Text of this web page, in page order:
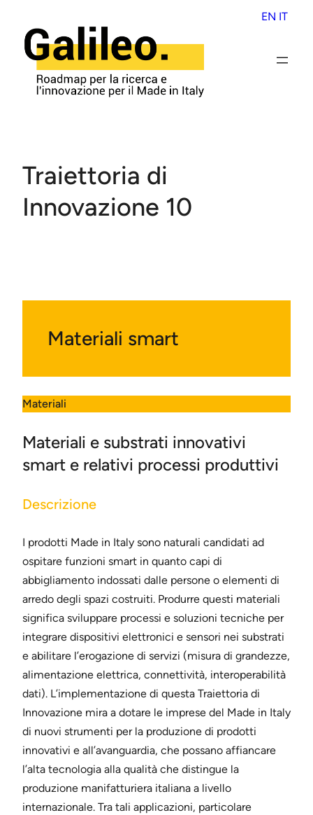
content
Traiettoria di
Innovazione 10
Materiali smart
Materiali
Materiali e substrati innovativi
smart e relativi processi produttivi
Descrizione
I prodotti Made in Italy sono naturali candidati ad
ospitare funzioni smart in quanto capi di
abbigliamento indossati dalle persone o elementi di
arredo degli spazi costruiti. Produrre questi materiali
significa sviluppare processi e soluzioni tecniche per
integrare dispositivi elettronici e sensori nei substrati
e abilitare l’erogazione di servizi (misura di grandezze,
alimentazione elettrica, connettività, interoperabilità
dati). L’implementazione di questa Traiettoria di
Innovazione mira a dotare le imprese del Made in Italy
di nuovi strumenti per la produzione di prodotti
innovativi e all’avanguardia, che possano affiancare
l’alta tecnologia alla qualità che distingue la
produzione manifatturiera italiana a livello
internazionale. Tra tali applicazioni, particolare
EN IT